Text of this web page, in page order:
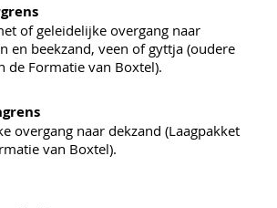
of geleidelijke overgang naar
en beekzand, veen of gyttja (oudere
de Formatie van Boxtel).
overgang naar dekzand (Laagpakket
van Boxtel).